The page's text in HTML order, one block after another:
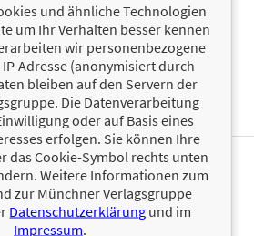
WörterundErklärs mir, als wäre ich 5
auf dieSPIEGEL-Bestsellerliste.
von Petra Cnyrim
Neuerscheinungen und
und ähnliche Technologien
um Ihr Verhalten besser kennen
wir personenbezogene
IP-Adresse (anonymisiert durch
bleiben auf den Servern der
Die Datenverarbeitung
oder auf Basis eines
erfolgen. Sie können Ihre
das Cookie-Symbol rechts unten
Weitere Informationen zum
zur Münchner Verlagsgruppe
Datenschutzerklärung und im
Impressum.